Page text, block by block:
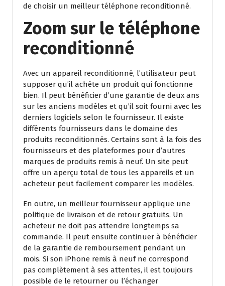
de choisir un meilleur téléphone reconditionné.
Zoom sur le téléphone
reconditionné
Avec un appareil reconditionné, l’utilisateur peut
supposer qu’il achète un produit qui fonctionne
bien. Il peut bénéficier d’une garantie de deux ans
sur les anciens modèles et qu’il soit fourni avec les
derniers logiciels selon le fournisseur. Il existe
différents fournisseurs dans le domaine des
produits reconditionnés. Certains sont à la fois des
fournisseurs et des plateformes pour d’autres
marques de produits remis à neuf. Un site peut
offre un aperçu total de tous les appareils et un
acheteur peut facilement comparer les modèles.
En outre, un meilleur fournisseur applique une
politique de livraison et de retour gratuits. Un
acheteur ne doit pas attendre longtemps sa
commande. Il peut ensuite continuer à bénéficier
de la garantie de remboursement pendant un
mois. Si son iPhone remis à neuf ne correspond
pas complètement à ses attentes, il est toujours
possible de le retourner ou l’échanger